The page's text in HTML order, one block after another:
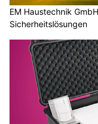
EM Haustechnik
Sicherheitslösungen